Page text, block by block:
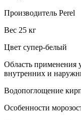
Производитель Perel
Вес 25 кг
Цвет супер-белый
Область применения
внутренних и
Водопоглощение
Особенности